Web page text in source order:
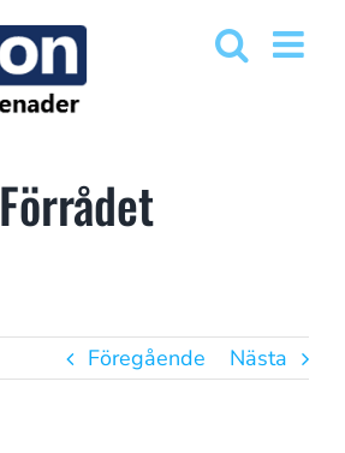
Förrådet
Föregående Nästa